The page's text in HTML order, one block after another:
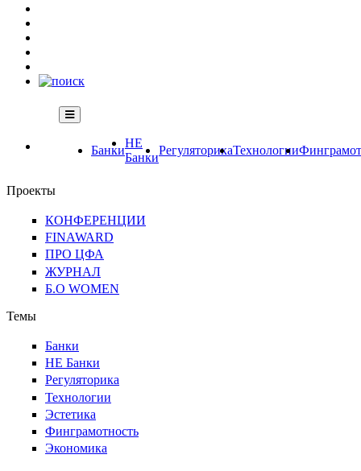
Банки
НЕ
Банки
РегуляторикаТехнологии
Проекты
КОНФЕРЕНЦИИ
FINAWARD
ПРО ЦФА
ЖУРНАЛ
Б.О WOMEN
Темы
Банки
НЕ Банки
Регуляторика
Технологии
Эстетика
Финграмотность
Экономика